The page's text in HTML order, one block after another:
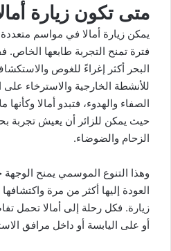
متى تكون زيارة
يمكن زيارة أمالا في مواسم
فترة تمنح التجربة طابعها الخاص.
البحر أكثر إغراءً للغوص
للأنشطة الخارجية والاسترخاء
الصفاء والهدوء، فتبدو أمالا
حيث يمكن للزائر أن يعيش تجربة
الزحام والضوضاء.
وهذا التنوع الموسمي يمنح الوجهة
العودة إليها أكثر من مرة
زيارة. فكل رحلة إلى أمالا تحمل
أو على اليابسة أو داخل مرافق